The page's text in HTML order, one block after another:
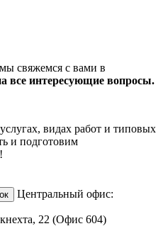
свяжемся с вами в
все интересующие вопросы.
, видах работ и типовых
и подготовим
Центральный офис:
22 (Офис 604)